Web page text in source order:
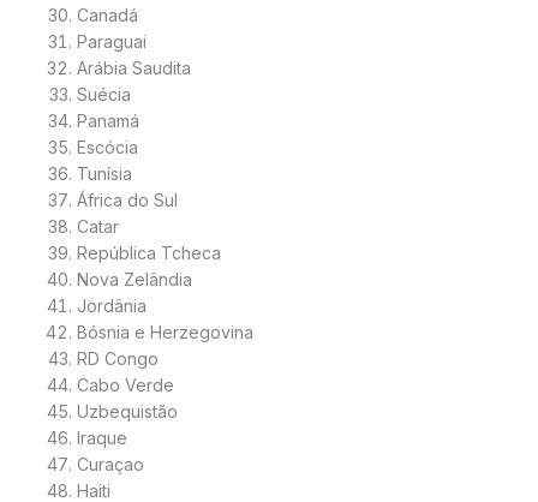
Canadá
Paraguai
Arábia Saudita
Suécia
Panamá
Escócia
Tunísia
África do Sul
Catar
República Tcheca
Nova Zelândia
Jordânia
Bósnia e Herzegovina
RD Congo
Cabo Verde
Uzbequistão
Iraque
Curaçao
Haiti